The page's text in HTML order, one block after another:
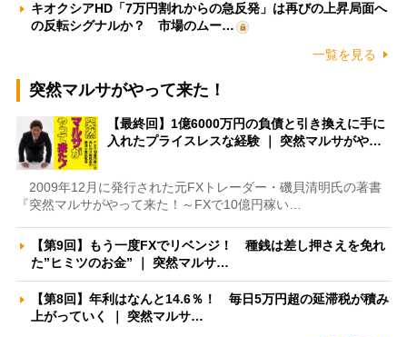
キオクシアHD「7万円割れからの急反発」は再びの上昇局面へ
の反転シグナルか？ 市場のムー…
一覧を見る
突然マルサがやって来た！
【最終回】1億6000万円の負債と引き換えに手に
入れたプライスレスな経験 ｜ 突然マルサがや…
2009年12月に発行された元FXトレーダー・磯貝清明氏の著書
『突然マルサがやって来た！～FXで10億円稼い…
【第9回】もう一度FXでリベンジ！ 種銭は差し押さえを免れ
た”ヒミツのお金” ｜ 突然マルサ…
【第8回】年利はなんと14.6％！ 毎日5万円超の延滞税が積み
上がっていく ｜ 突然マルサ…